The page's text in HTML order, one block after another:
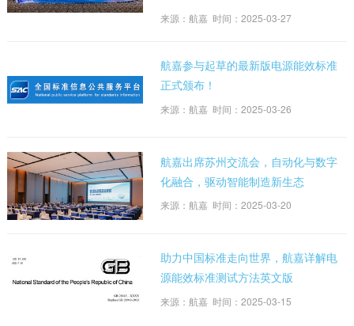
来源：航嘉 时间：2025-03-27
航嘉参与起草的最新版电源能效标准
正式颁布！
来源：航嘉 时间：2025-03-26
航嘉出席苏州交流会，自动化与数字
化融合，驱动智能制造新生态
来源：航嘉 时间：2025-03-20
助力中国标准走向世界，航嘉详解电
源能效标准测试方法英文版
来源：航嘉 时间：2025-03-15